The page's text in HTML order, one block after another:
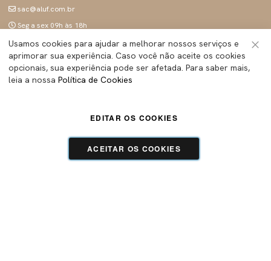
sac@aluf.com.br
Seg a sex 09h às 18h
SIGA A ALUF
Usamos cookies para ajudar a melhorar nossos serviços e
aprimorar sua experiência. Caso você não aceite os cookies
opcionais, sua experiência pode ser afetada. Para saber mais,
leia a nossa Política de Cookies
ACEITAR OS COOKIES
EDITAR OS COOKIES